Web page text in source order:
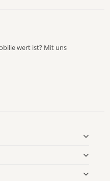
wert ist? Mit uns